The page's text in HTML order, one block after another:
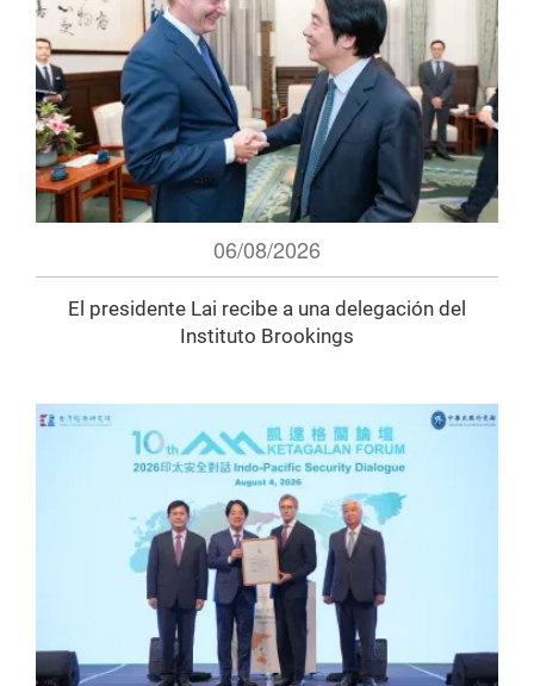
06/08/2026
El presidente Lai recibe a una delegación del
Instituto Brookings